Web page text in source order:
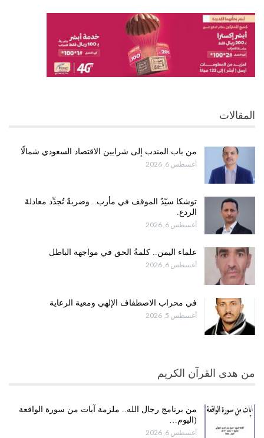
المقالات
من باب المندب إلى شرايين الاقتصاد السعودي شمالًا
أغسطس 6, 2026
توشكا سيّدُ الموقف في مأرب.. وضربةٌ تُجدِّد معادلةَ
الردع.
أغسطس 6, 2026
علماء اليمن.. كلمةُ الحق في مواجهة الباطل
أغسطس 6, 2026
في محراب الاصطفاف الإلهي ومعية الرعاية
أغسطس 5, 2026
من هدى القرآن الكريم
من برنامج رجال الله.. ملزمة آيات من سورة الواقعة
(اليوم…
أغسطس 6, 2026